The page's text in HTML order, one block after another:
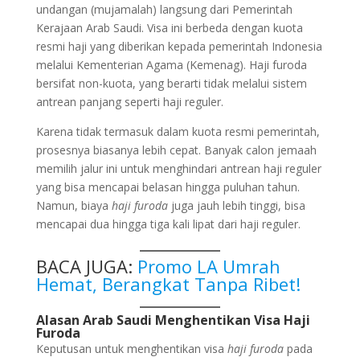
undangan (mujamalah) langsung dari Pemerintah
Kerajaan Arab Saudi. Visa ini berbeda dengan kuota
resmi haji yang diberikan kepada pemerintah Indonesia
melalui Kementerian Agama (Kemenag). Haji furoda
bersifat non-kuota, yang berarti tidak melalui sistem
antrean panjang seperti haji reguler.
Karena tidak termasuk dalam kuota resmi pemerintah,
prosesnya biasanya lebih cepat. Banyak calon jemaah
memilih jalur ini untuk menghindari antrean haji reguler
yang bisa mencapai belasan hingga puluhan tahun.
Namun, biaya haji furodajuga jauh lebih tinggi, bisa
mencapai dua hingga tiga kali lipat dari haji reguler.
BACA JUGA: Promo LA Umrah
Hemat, Berangkat Tanpa Ribet!
Alasan Arab Saudi Menghentikan Visa Haji
Furoda
Keputusan untuk menghentikan visa haji furodapada